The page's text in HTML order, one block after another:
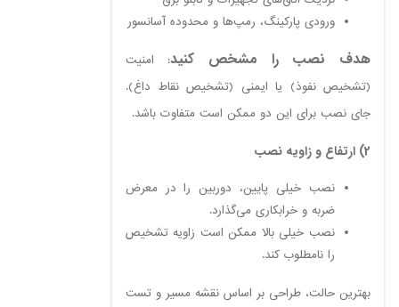
ورودی پارکینگ، رمپ‌ها و محدوده آسانسور
هدف نصب را مشخص کنید: امنیت
(تشخیص نفوذ) یا ایمنی (تشخیص نقاط داغ).
جای نصب برای این دو ممکن است متفاوت باشد.
2) ارتفاع و زاویه نصب
نصب خیلی پایین، دوربین را در معرض
ضربه و خرابکاری می‌گذارد.
نصب خیلی بالا ممکن است زاویه تشخیص
را نامطلوب کند.
بهترین حالت، طراحی بر اساس نقشه مسیر و تست